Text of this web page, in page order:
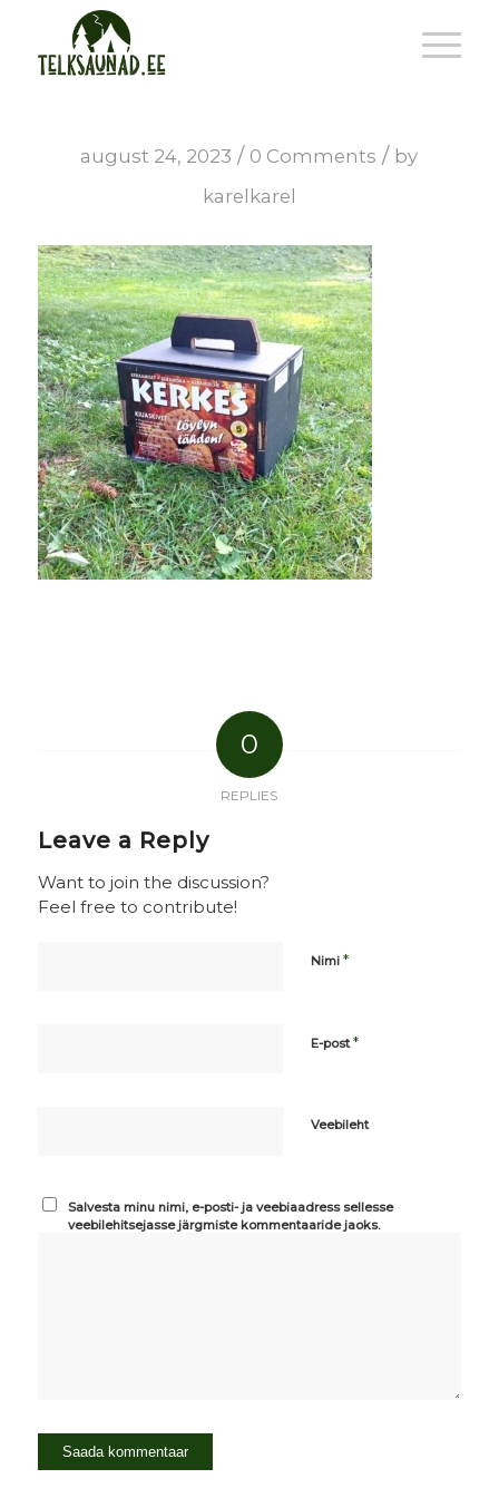
august 24, 2023 / 0 Comments / by
karelkarel
0
REPLIES
Leave a Reply
Want to join the discussion?
Feel free to contribute!
Nimi *
E-post*
Veebileht
Salvesta minu nimi, e-posti- ja veebiaadress sellesse
veebilehitsejasse järgmiste kommentaaride jaoks.